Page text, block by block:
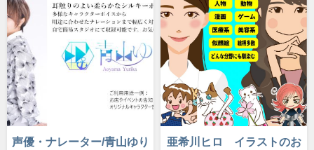
声優・ナレーター/青山ゆり
亜希川ヒロ イラストのお